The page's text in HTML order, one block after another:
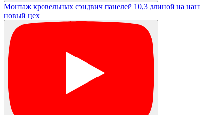
Монтаж кровельных сэндвич панелей 10,3 длиной на наш
новый цех